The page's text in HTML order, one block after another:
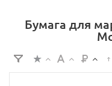
Бумага для